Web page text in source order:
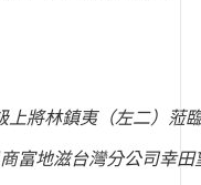
上將林鎮夷（左二）蒞
富地滋台灣分公司幸